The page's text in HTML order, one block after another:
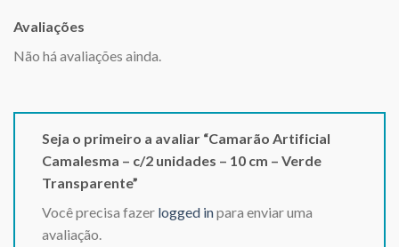
Avaliações
Não há avaliações ainda.
Seja o primeiro a avaliar “Camarão Artificial
Camalesma – c/2 unidades – 10 cm – Verde
Transparente”
Você precisa fazer logged inpara enviar uma
avaliação.